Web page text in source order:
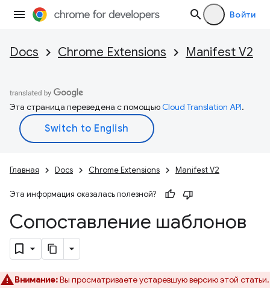
Войти
Docs Chrome Extensions Manifest V2
Эта страница переведена с помощьюCloud Translation API.
Главная Docs Chrome Extensions Manifest V2
Эта информация оказалась полезной?
Сопоставление шаблонов
Внимание:Вы просматриваете устаревшую версию этой статьи,